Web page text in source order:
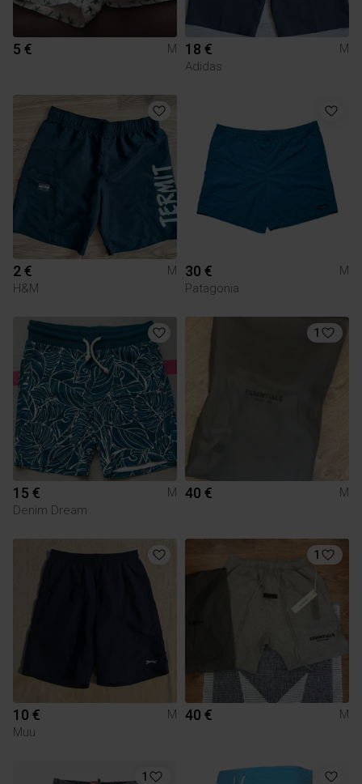
5 € M 18 €
M
Adidas
2 €
M
H&M
30 €
M
Patagonia
15 €
M
Denim Dream
1
40 € M
10 €
M
Muu
1
40 € M
1